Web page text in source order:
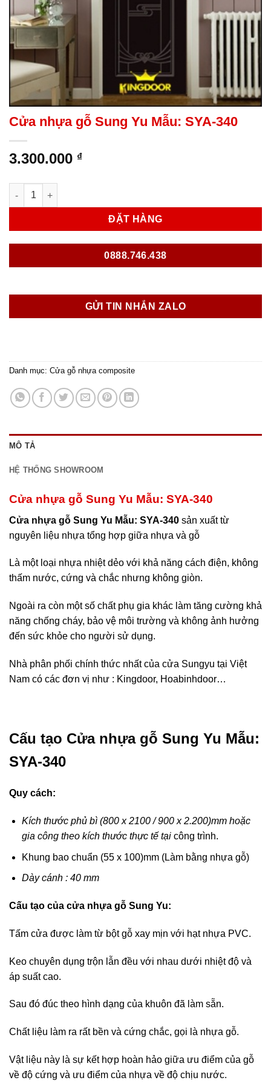
Cửa nhựa gỗ Sung Yu Mẫu: SYA-340
3.300.000 ₫
Cửa nhựa gỗ Sung Yu Mẫu: SYA-340 số lượng
ĐẶT HÀNG
0888.746.438
GỬI TIN NHẮN ZALO
Danh mục: Cửa gỗ nhựa composite
MÔ TẢ
HỆ THỐNG SHOWROOM
Cửa nhựa gỗ Sung Yu Mẫu: SYA-340
Cửa nhựa gỗ Sung Yu Mẫu: SYA-340 sản xuất từ
nguyên liệu nhựa tổng hợp giữa nhựa và gỗ
Là một loại nhựa nhiệt dẻo với khả năng cách điện, không
thấm nước, cứng và chắc nhưng không giòn.
Ngoài ra còn một số chất phụ gia khác làm tăng cường khả
năng chống cháy, bảo vệ môi trường và không ảnh hưởng
đến sức khỏe cho người sử dụng.
Nhà phân phối chính thức nhất của cửa Sungyu tại Việt
Nam có các đơn vị như : Kingdoor, Hoabinhdoor…
Cấu tạo Cửa nhựa gỗ Sung Yu Mẫu:
SYA-340
Quy cách:
Kích thước phủ bì (800 x 2100 / 900 x 2.200)mm hoặc
gia công theo kích thước thực tế tại công trình.
Khung bao chuẩn (55 x 100)mm (Làm bằng nhựa gỗ)
Dày cánh : 40 mm
Cấu tạo của cửa nhựa gỗ Sung Yu:
Tấm cửa được làm từ bột gỗ xay mịn với hạt nhựa PVC.
Keo chuyên dụng trộn lẫn đều với nhau dưới nhiệt độ và
áp suất cao.
Sau đó đúc theo hình dạng của khuôn đã làm sẵn.
Chất liệu làm ra rất bền và cứng chắc, gọi là nhựa gỗ.
Vật liệu này là sự kết hợp hoàn hảo giữa ưu điểm của gỗ
về độ cứng và ưu điểm của nhựa về độ chịu nước.